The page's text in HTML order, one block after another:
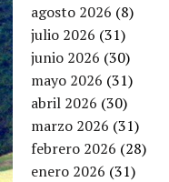
agosto 2026 (8)
julio 2026 (31)
junio 2026 (30)
mayo 2026 (31)
abril 2026 (30)
marzo 2026 (31)
febrero 2026 (28)
enero 2026 (31)